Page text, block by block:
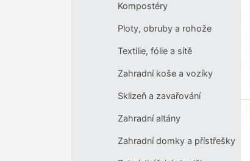
Kompostéry
Ploty, obruby a rohože
Textilie, fólie a sítě
Zahradní koše a vozíky
Sklizeň a zavařování
Zahradní altány
Zahradní domky a přístřešky